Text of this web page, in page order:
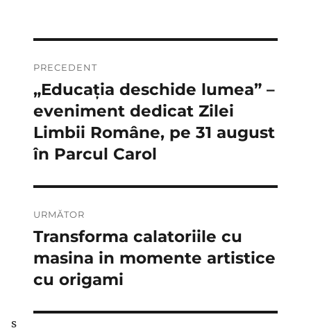
în
articole
PRECEDENT
Articolul
anterior:
„Educaţia deschide lumea” –
eveniment dedicat Zilei
Limbii Române, pe 31 august
în Parcul Carol
URMĂTOR
Articolul
următor:
Transforma calatoriile cu
masina in momente artistice
cu origami
s